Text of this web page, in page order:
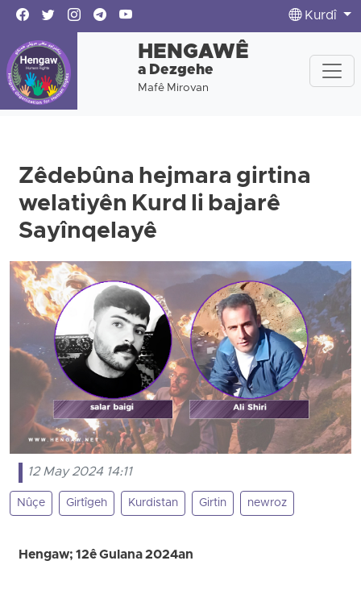
Kurdî
HENGAWÊ
a Dezgehe
Mafê Mirovan
Zêdebûna hejmara girtina
welatiyên Kurd li bajarê
Sayînqelayê
12 May 2024 14:11
Nûçe Girtîgeh Kurdistan Girtin newroz
Hengaw; 12ê Gulana 2024an